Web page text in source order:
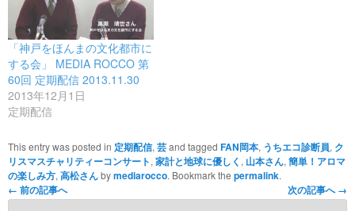
「神戸をほんまの文化都市に
する会」 MEDIA ROCCO 第
60回 定期配信 2013.11.30
2013年12月1日
定期配信
This entry was posted in 定期配信,芸and taggedFAN岡本, うちエコ診断員, ク
リスマスチャリティーコンサート,家計と地球に優しく , 山本さん,簡単！アロマ
の楽しみ方,高松さんbymediarocco. Bookmark thepermalink.
← 前の記事へ 次の記事へ→